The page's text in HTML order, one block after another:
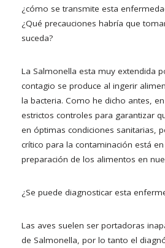
¿cómo se transmite esta
¿Qué precauciones habría que
suceda?
La Salmonella esta muy extendida
contagio se produce al ingerir
la bacteria. Como he dicho antes,
estrictos controles para garantizar
en óptimas condiciones sanitarias,
crítico para la contaminación está
preparación de los alimentos en
¿Se puede diagnosticar esta
Las aves suelen ser portadoras
de Salmonella, por lo tanto el